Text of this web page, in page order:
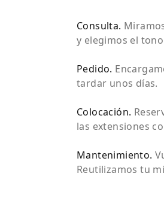
Consulta.
y elegimos el
Pedido.
tardar unos días.
Colocación.
las extensiones
Mantenimiento.
Reutilizamos tu